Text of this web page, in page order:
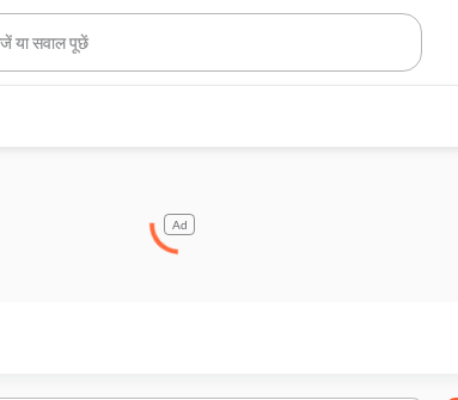
Ad